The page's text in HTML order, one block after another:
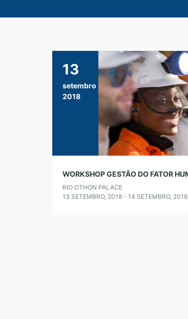
13
setembro
2018
RIO OTHON PALACE
13 SETEMBRO, 2018 - 14 SETEMBRO, 2018